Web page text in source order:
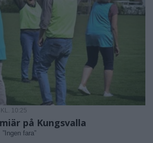
10:25
på Kungsvalla
fara”